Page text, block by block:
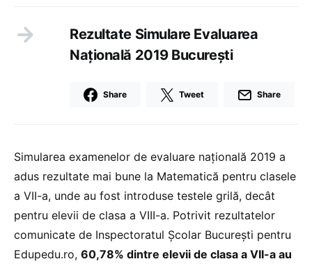
Rezultate Simulare Evaluarea
Națională 2019 București
Share Tweet Share
Simularea examenelor de evaluare națională 2019 a
adus rezultate mai bune la Matematică pentru clasele
a VII-a, unde au fost introduse testele grilă, decât
pentru elevii de clasa a VIII-a. Potrivit rezultatelor
comunicate de Inspectoratul Școlar București pentru
Edupedu.ro, 60,78% dintre elevii de clasa a VII-a au